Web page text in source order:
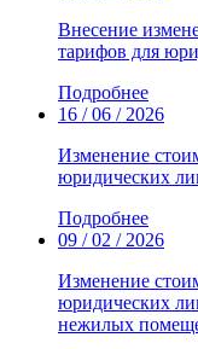
Внесение
тарифов для
Подробнее
16 / 06 / 2026
Изменение
юридических
Подробнее
09 / 02 / 2026
Изменение
юридических
нежилых